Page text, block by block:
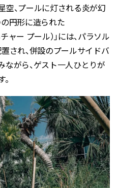
、プールに灯される炎が幻
円形に造られた
ャー プール）」には、パラソル
され、併設のプールサイドバ
がら、ゲスト一人ひとりが